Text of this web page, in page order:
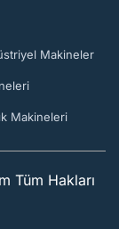
Makineler
Makineleri
Tüm Hakları